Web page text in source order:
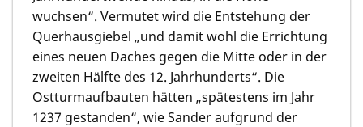
wuchsen“. Vermutet wird die Entstehung der
Querhausgiebel „und damit wohl die Errichtung
eines neuen Daches gegen die Mitte oder in der
zweiten Hälfte des 12. Jahrhunderts“. Die
Ostturmaufbauten hätten „spätestens im Jahr
1237 gestanden“, wie Sander aufgrund der